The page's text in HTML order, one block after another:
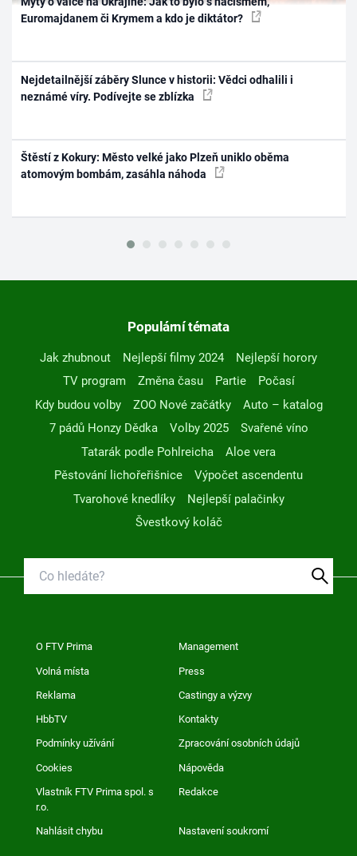
Euromajdanem či Krymem a kdo je diktátor?
Nejdetailnější záběry Slunce v historii: Vědci odhalili i
neznámé víry. Podívejte se zblízka
Štěstí z Kokury: Město velké jako Plzeň uniklo oběma
atomovým bombám, zasáhla náhoda
Populární témata
Jak zhubnout Nejlepší filmy 2024
Nejlepší horory
TV program
Změna času Partie
Počasí
Kdy budou volby
ZOO Nové začátky
Auto – katalog
7 pádů Honzy Dědka
Volby 2025
Svařené víno
Tatarák podle Pohlreicha
Aloe vera
Pěstování lichořeřišnice
Výpočet ascendentu
Tvarohové knedlíky
Nejlepší palačinky
Švestkový koláč
O FTV Prima Management
Volná místa Press
Reklama Castingy a výzvy
HbbTV Kontakty
Podmínky užívání Zpracování osobních údajů
Cookies Nápověda
Vlastník FTV Prima spol. s
r.o.
Redakce
Nahlásit chybu Nastavení soukromí